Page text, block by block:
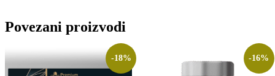
Povezani proizvodi
-18% -16%